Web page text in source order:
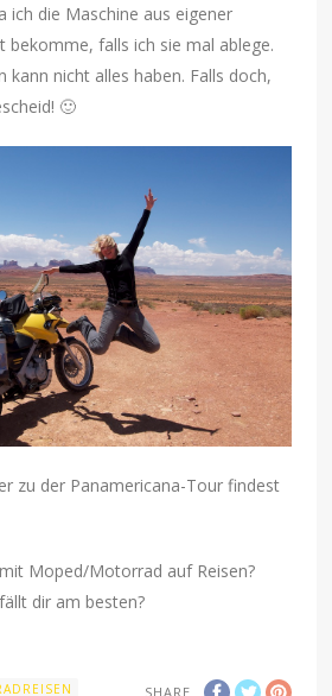
ich die Maschine aus eigener
bekomme, falls ich sie mal ablege.
kann nicht alles haben. Falls doch,
🙂
zu der Panamericana-Tour findest
Moped/Motorrad auf Reisen?
dir am besten?
SHARE